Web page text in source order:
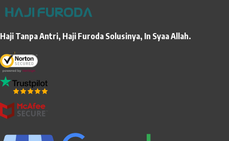
Haji Tanpa Antri, Haji Furoda Solusinya, In Syaa Allah.